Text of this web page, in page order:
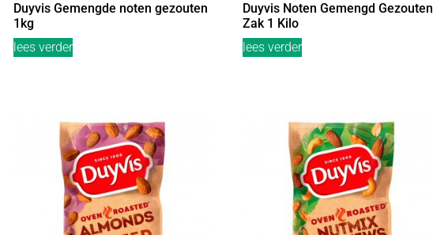
Duyvis Gemengde noten gezouten
1kg
lees verder
Duyvis Noten Gemengd Gezouten
Zak 1 Kilo
lees verder